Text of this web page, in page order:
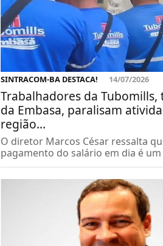
SINTRACOM-BA DESTACA! 14/07/2026
Trabalhadores da Tubomills,
da Embasa, paralisam
região...
O diretor Marcos César ressalta
pagamento do salário em dia é